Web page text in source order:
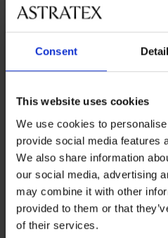
Consent
This website uses cookies
We use cookies to
provide social media features
We also share information
our social media, advertising
may combine it with other
provided to them or that
of their services.